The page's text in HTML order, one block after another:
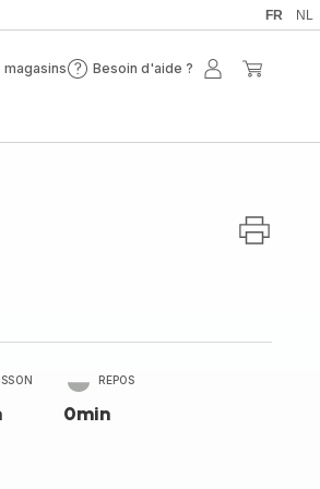
FR NL
magasins Besoin d'aide ?
Besoin
Mon
REPOS
0min